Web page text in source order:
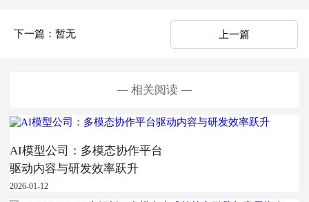
下一篇：暂无 上一篇
相关阅读
AI模型公司：多模态协作平台
驱动内容与研发效率跃升
2026-01-12